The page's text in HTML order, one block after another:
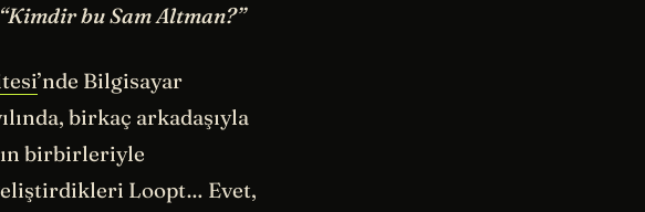
“Kimdir bu Sam Altman?”
’nde Bilgisayar
birkaç arkadaşıyla
birbirleriyle
Loopt… Evet,